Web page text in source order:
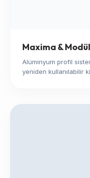
Maxima &
Alüminyum profil
yeniden kullanılabilir